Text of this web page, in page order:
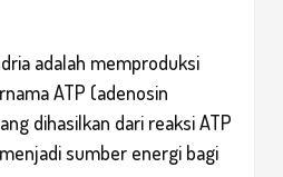
adalah memproduksi
ATP (adenosin
dihasilkan dari reaksi ATP
sumber energi bagi